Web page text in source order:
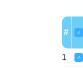
# ♂
1 ♂